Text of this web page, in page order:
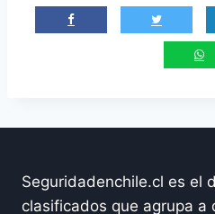
Seguridadenchile.cl es el
clasificados que agrupa a